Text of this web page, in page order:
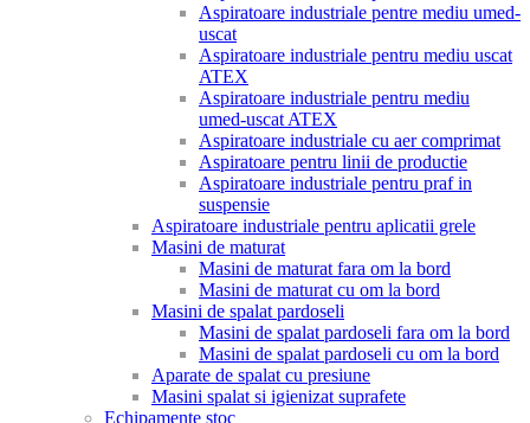
Aspiratoare industriale pentre mediu umed-
uscat
Aspiratoare industriale pentru mediu uscat
ATEX
Aspiratoare industriale pentru mediu
umed-uscat ATEX
Aspiratoare industriale cu aer comprimat
Aspiratoare pentru linii de productie
Aspiratoare industriale pentru praf in
suspensie
Aspiratoare industriale pentru aplicatii grele
Masini de maturat
Masini de maturat fara om la bord
Masini de maturat cu om la bord
Masini de spalat pardoseli
Masini de spalat pardoseli fara om la bord
Masini de spalat pardoseli cu om la bord
Aparate de spalat cu presiune
Masini spalat si igienizat suprafete
Echipamente stoc